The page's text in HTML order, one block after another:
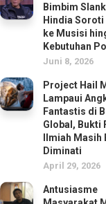
Bimbim
Hindia Soroti
ke Musisi
Kebutuhan
Juni 8, 2026
Project Hail
Lampaui
Fantastis di
Global, Bukti
Ilmiah Masih
Diminati
April 29, 2026
Antusiasme